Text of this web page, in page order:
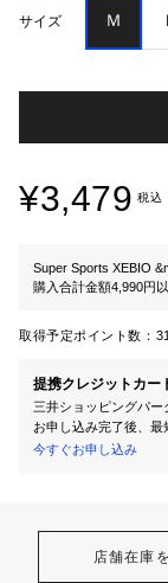
サイズ Ｍ
¥3,479 税込
Super Sports XEBIO
購入合計金額4,990円
取得予定ポイント数：
提携クレジットカー
三井ショッピングパー
お申し込み完了後、最
今すぐお申し込み
店舗在庫